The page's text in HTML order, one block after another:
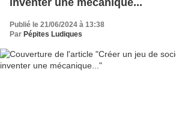
inventer une mécanique...
Publié le 21/06/2024 à 13:38
Par Pépites Ludiques